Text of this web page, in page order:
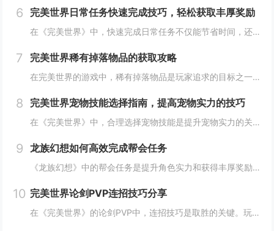
6 完美世界日常任务快速完成技巧，轻松获取丰厚奖励
在《完美世界》中，快速完成日常任务不仅能节省时间，还能确保玩家获得丰厚的奖励。合理规划任务路线，优先选择高经验值和金币奖励的任务。利用双倍经验时间进行任务，可以事半功倍。组队完成任务效率更高，特别是对于需要击败强大敌人的任务。不要忘记使用游...
7 完美世界稀有掉落物品的获取攻略
在完美世界的游戏中，稀有掉落物品是玩家追求的目标之一。这些物品通常只能通过特定的活动、副本或怪物获得，且掉落率极低。为了提高获取几率，玩家可以组队参与高难度副本，多次挑战以增加机会；参加限时活动，如节日庆典和特殊任务，这些活动往往会有额外奖...
8 完美世界宠物技能选择指南，提高宠物实力的技巧
在《完美世界》中，合理选择宠物技能是提升宠物实力的关键。优先考虑增强宠物基础属性的技能，如攻击、防御和生命值。根据宠物类型和定位，选择合适的主动或被动技能，如控制、辅助或输出技能。利用宠物技能书升级技能等级，以及通过宠物合成功能优化技能组合...
9 龙族幻想如何高效完成帮会任务
《龙族幻想》中的帮会任务是提升角色实力和获得丰厚奖励的重要途径。要高效完成帮会任务，首先需要合理安排时间，选择高效率的任务组合，如组队完成副本或集体参与帮会活动。利用好帮会资源，如经验药水、加速道具等，可以显著提高任务完成速度。积极与帮会成...
10 完美世界论剑PVP连招技巧分享
在《完美世界》的论剑PVP中，连招技巧是取胜的关键。玩家需熟练掌握角色技能的释放顺序与时机，利用控制技能打断对手的攻击节奏，同时保持自身技能的连贯性。合理利用地形和位移技能，可以有效躲避敌方攻击，创造反击机会。了解并针对不同职业的特点制定策...